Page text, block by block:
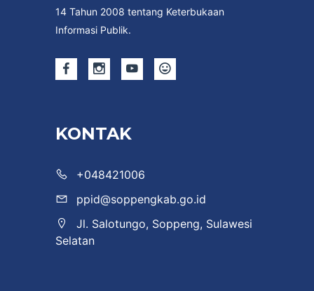
14 Tahun 2008 tentang Keterbukaan
Informasi Publik.
KONTAK
+048421006
ppid@soppengkab.go.id
Jl. Salotungo, Soppeng, Sulawesi
Selatan